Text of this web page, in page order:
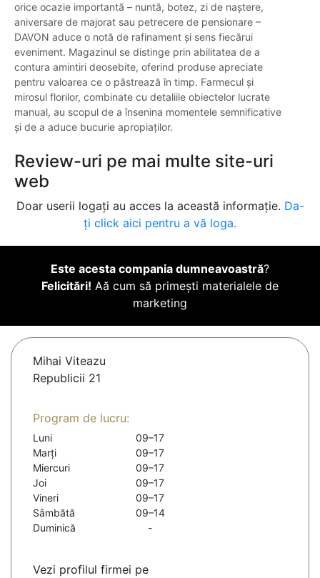
orice ocazie importantă – nuntă, botez, zi de naștere,
aniversare de majorat sau petrecere de pensionare –
DAVON aduce o notă de rafinament și sens fiecărui
eveniment. Magazinul se distinge prin abilitatea de a
contura amintiri deosebite, oferind produse apreciate
pentru valoarea ce o păstrează în timp. Farmecul și
mirosul florilor, combinate cu detaliile obiectelor lucrate
manual, au scopul de a însenina momentele semnificative
și de a aduce bucurie apropiaților.
Review-uri pe mai multe site-uri
web
Doar userii logați au acces la această informație. Da-
ți click aici pentru a vă loga.
Este acesta compania dumneavoastră?
Felicitări! Aă cum să primești materialele de
marketing
Mihai Viteazu
Republicii 21
Program de lucru:
Luni
09–17
Marți
09–17
Miercuri
09–17
Joi
09–17
Vineri
09–17
Sâmbătă
09–14
Duminică
-
Vezi profilul firmei pe